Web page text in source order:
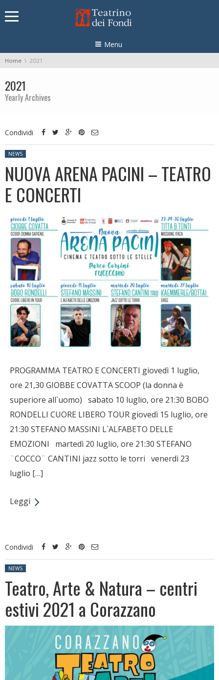
Menu
You are here:
Home 2021
2021
Yearly Archives
Condividi
Posted in:
NEWS
NUOVA ARENA PACINI – TEATRO
E CONCERTI
PROGRAMMA TEATRO E CONCERTI giovedì 1 luglio,
ore 21,30 GIOBBE COVATTA SCOOP (la donna è
superiore all`uomo) sabato 10 luglio, ore 21:30 BOBO
RONDELLI CUORE LIBERO TOUR giovedì 15 luglio, ore
21:30 STEFANO MASSINI L`ALFABETO DELLE
EMOZIONI martedì 20 luglio, ore 21:30 STEFANO
¨COCCO¨ CANTINI jazz sotto le torri venerdì 23
luglio […]
Leggi
Condividi
Posted in:
NEWS
Teatro, Arte & Natura – centri
estivi 2021 a Corazzano